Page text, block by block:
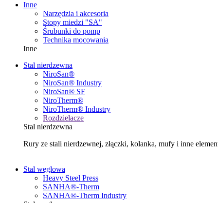
Inne
Narzędzia i akcesoria
Stopy miedzi "SA"
Śrubunki do pomp
Technika mocowania
Inne
Stal nierdzewna
NiroSan®
NiroSan® Industry
NiroSan® SF
NiroTherm®
NiroTherm® Industry
Rozdzielacze
Stal nierdzewna
Rury ze stali nierdzewnej, złączki, kolanka, mufy i inne
Stal węglowa
Heavy Steel Press
SANHA®-Therm
SANHA®-Therm Industry